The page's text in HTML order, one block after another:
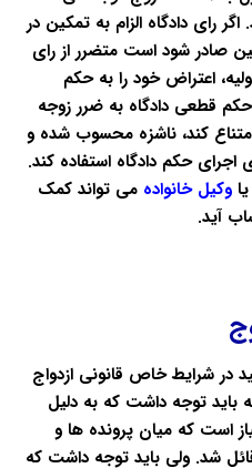
رای دادگاهالزام به تمکین در
صادر شود است متضرر از رای
روز از رای اولیه، اعتراض خود را به حکم
حکم قطعی دادگاه به ضرر زوجه
کند،ناشزه محسوب شده و
اجرای حکم دادگاه استفاده کند.
یاوکیل خانواده می تواند کمک
آید.
در شرایط خاص قانونی ازدواج
باید توجه داشت که به دلیل
است که میان پرونده ها و
شد. ولی باید توجه داشت که